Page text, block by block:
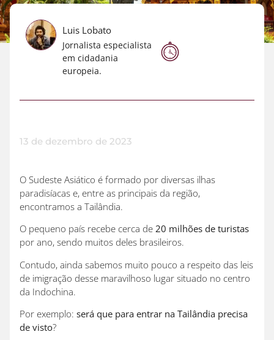
Luis Lobato
Jornalista especialista
em cidadania
europeia.
13 de dezembro de 2023
O Sudeste Asiático é formado por diversas ilhas
paradisíacas e, entre as principais da região,
encontramos a Tailândia.
O pequeno país recebe cerca de 20 milhões de turistas
por ano, sendo muitos deles brasileiros.
Contudo, ainda sabemos muito pouco a respeito das leis
de imigração desse maravilhoso lugar situado no centro
da Indochina.
Por exemplo: será que para entrar na Tailândia precisa
de visto?